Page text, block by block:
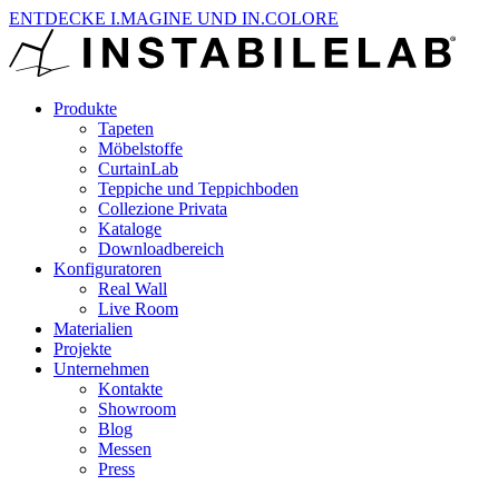
ENTDECKE I.MAGINE UND IN.COLORE
Produkte
Tapeten
Möbelstoffe
CurtainLab
Teppiche und Teppichboden
Collezione Privata
Kataloge
Downloadbereich
Konfiguratoren
Real Wall
Live Room
Materialien
Projekte
Unternehmen
Kontakte
Showroom
Blog
Messen
Press